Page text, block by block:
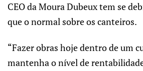
CEO da Moura Dubeux tem se
que o normal sobre os canteiros.
“Fazer obras hoje dentro de um
mantenha o nível de